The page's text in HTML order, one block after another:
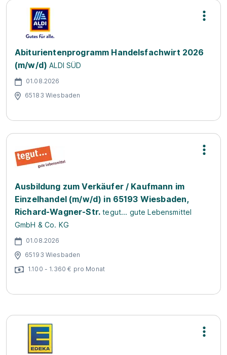
Abiturientenprogramm Handelsfachwirt 2026
(m/w/d) ALDI SÜD
01.08.2026
65183 Wiesbaden
Ausbildung zum Verkäufer / Kaufmann im
Einzelhandel (m/w/d) in 65193 Wiesbaden,
Richard-Wagner-Str. tegut... gute Lebensmittel
GmbH & Co. KG
01.08.2026
65193 Wiesbaden
1.100 - 1.360 € pro Monat